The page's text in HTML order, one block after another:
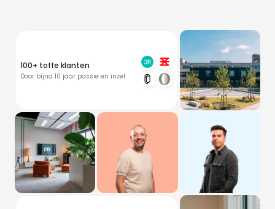
100+ toffe klanten
Door bijna 10 jaar passie en inzet